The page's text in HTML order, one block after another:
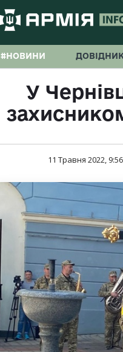
#НОВИНИ
У
11 Травня 2022, 9:56